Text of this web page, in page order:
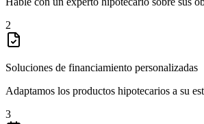
2
Soluciones de financiamiento personalizadas
Adaptamos los productos hipotecarios a su
3